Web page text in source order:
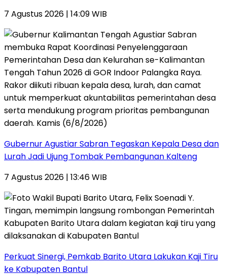
7 Agustus 2026 | 14:09 WIB
Gubernur Agustiar Sabran Tegaskan Kepala Desa dan
Lurah Jadi Ujung Tombak Pembangunan Kalteng
7 Agustus 2026 | 13:46 WIB
Perkuat Sinergi, Pemkab Barito Utara Lakukan Kaji Tiru
ke Kabupaten Bantul